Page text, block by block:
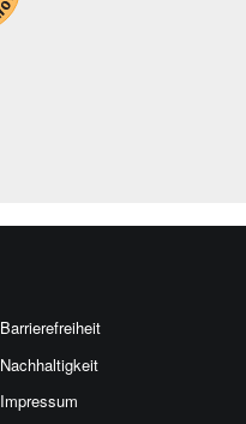
Barrierefreiheit
Nachhaltigkeit
Impressum